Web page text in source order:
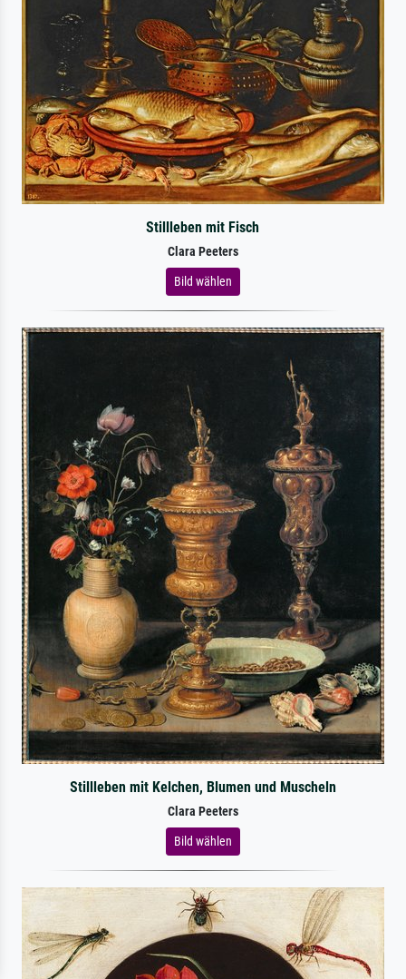
Stillleben mit Fisch
Clara Peeters
Bild wählen
Stillleben mit Kelchen, Blumen und Muscheln
Clara Peeters
Bild wählen